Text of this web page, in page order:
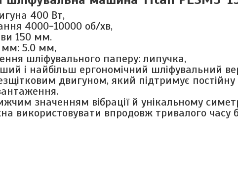
400 Вт,
4000-10000 об/хв,
150 мм.
мм: 5.0 мм,
шліфувального паперу: липучка,
і найбільш ергономічний шліфувальний
двигуном, який підтримує постійну
значенням вібрації й унікальному
використовувати впродовж тривалого часу